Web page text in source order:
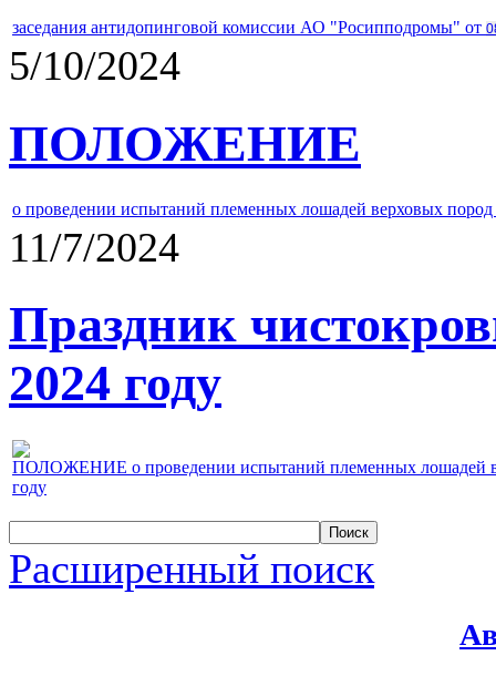
заседания антидопинговой комиссии АО "Росипподромы" от
5/10/2024
ПОЛОЖЕНИЕ
о проведении испытаний племенных лошадей верховых
11/7/2024
Праздник
2024 году
ПОЛОЖЕНИЕ о проведении испытаний племенных лошадей
году
Расширенный поиск